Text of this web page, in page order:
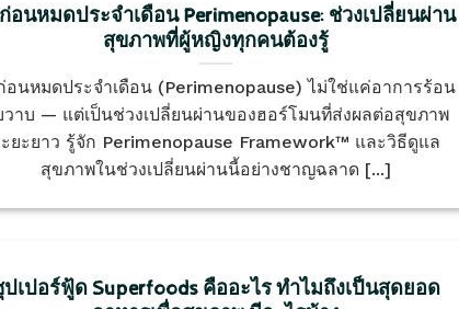
อนหมดประจำเดือน Perimenopause: ช่วงเปลี่ยนผ่าน
สุขภาพที่ผู้หญิงทุกคนต้องรู้
อนหมดประจำเดือน (Perimenopause) ไม่ใช่แค่อาการร้อน
วาบ — แต่เป็นช่วงเปลี่ยนผ่านของฮอร์โมนที่ส่งผลต่อสุขภาพ
ยะยาว รู้จัก Perimenopause Framework™ และวิธีดูแล
สุขภาพในช่วงเปลี่ยนผ่านนี้อย่างชาญฉลาด [...]
เปอร์ฟู้ด Superfoods คืออะไร ทำไมถึงเป็นสุดยอด